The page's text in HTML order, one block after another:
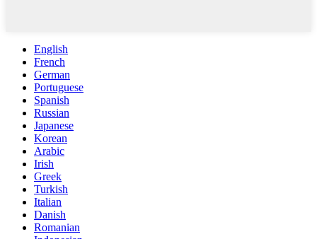
English
French
German
Portuguese
Spanish
Russian
Japanese
Korean
Arabic
Irish
Greek
Turkish
Italian
Danish
Romanian